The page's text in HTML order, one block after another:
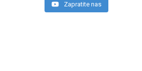
Zapratite nas